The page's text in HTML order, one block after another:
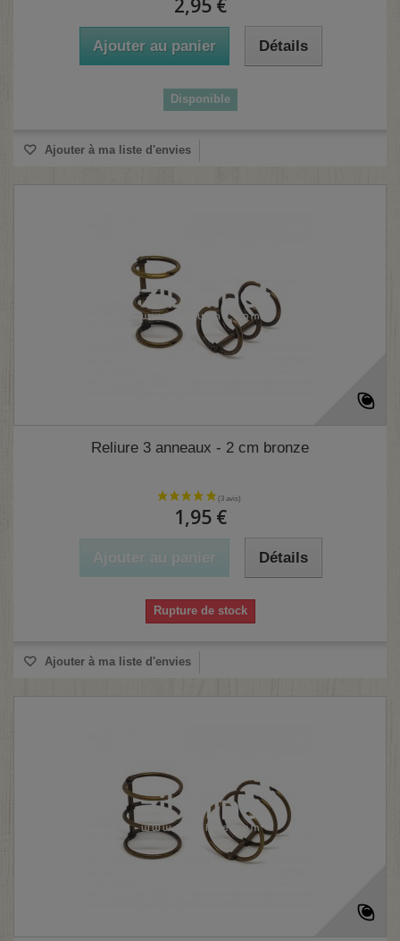
2,95 €
Ajouter au panier Détails
Disponible
Ajouter à ma liste d'envies
Reliure 3 anneaux - 2 cm bronze
1,95 €
Ajouter au panier Détails
Rupture de stock
Ajouter à ma liste d'envies